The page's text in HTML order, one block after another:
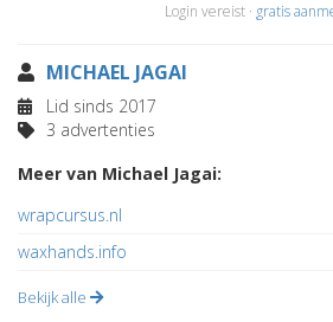
Login vereist · gratis
MICHAEL JAGAI
Lid sinds 2017
3 advertenties
Meer van Michael Jagai:
wrapcursus.nl
waxhands.info
Bekijk alle